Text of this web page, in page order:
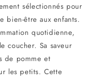
sélectionnés pour
bien-être aux enfants.
quotidienne,
coucher. Sa saveur
de pomme et
les petits. Cette